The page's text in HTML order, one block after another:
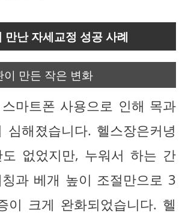
만난 자세교정 성공 사례
이 만든 작은 변화
마트폰 사용으로 인해 목과
심해졌습니다. 헬스장은커녕
없었지만, 누워서 하는 간
과 베개 높이 조절만으로 3
이 크게 완화되었습니다. 헬